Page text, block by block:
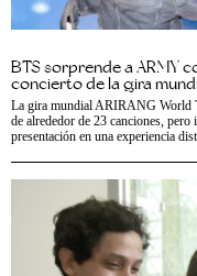
BTS sorprende a ARMY
concierto de la gira
La gira mundial ARIRANG World
de alrededor de 23 canciones,
presentación en una experiencia